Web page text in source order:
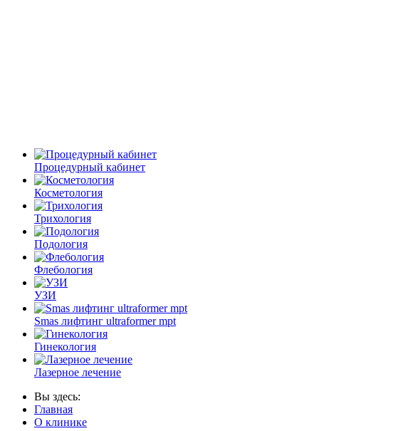
Процедурный кабинет
Косметология
Трихология
Подология
Флебология
УЗИ
Smas лифтинг ultraformer mpt
Гинекология
Лазерное лечение
Вы здесь:
Главная
О клинике